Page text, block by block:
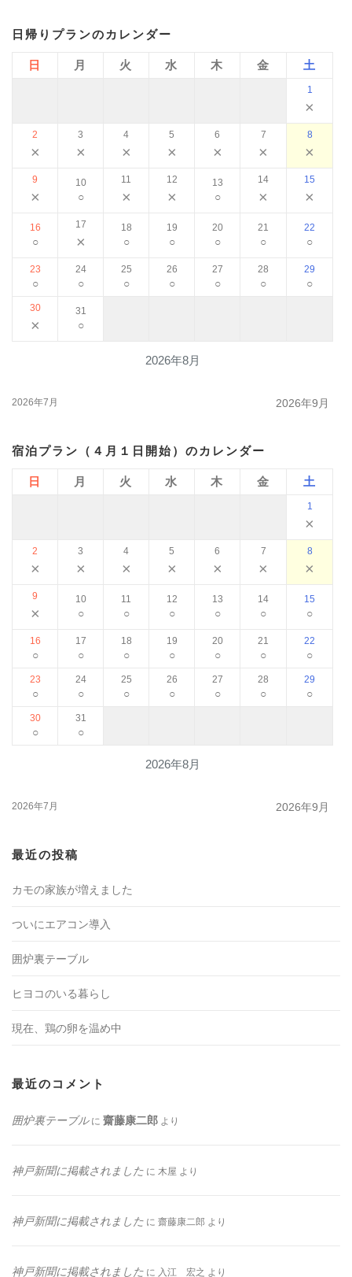
日帰りプランのカレンダー
2026年8月
日 月 火 水 木 金 土
1
×
2
×
3
×
4
×
5
×
6
×
7
×
8
×
9
×
10
○
11
×
12
×
13
○
14
×
15
×
16
○
17
×
18
○
19
○
20
○
21
○
22
○
23
○
24
○
25
○
26
○
27
○
28
○
29
○
30
×
31
○
2026年7月 2026年9月
宿泊プラン（４月１日開始）のカレンダー
2026年8月
日 月 火 水 木 金 土
1
×
2
×
3
×
4
×
5
×
6
×
7
×
8
×
9
×
10
○
11
○
12
○
13
○
14
○
15
○
16
○
17
○
18
○
19
○
20
○
21
○
22
○
23
○
24
○
25
○
26
○
27
○
28
○
29
○
30
○
31
○
2026年7月 2026年9月
最近の投稿
カモの家族が増えました
ついにエアコン導入
囲炉裏テーブル
ヒヨコのいる暮らし
現在、鶏の卵を温め中
最近のコメント
囲炉裏テーブルに 齋藤康二郎 より
神戸新聞に掲載されました に 木屋 より
神戸新聞に掲載されました に 齋藤康二郎 より
神戸新聞に掲載されました に 入江 宏之 より